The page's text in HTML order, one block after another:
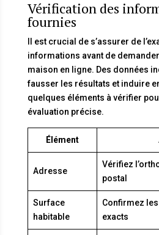
Vérification des
fournies
Il est crucial de s’assurer de
informations avant de
maison en ligne. Des données
fausser les résultats et induire
quelques éléments à vérifier
évaluation précise.
Élément
Adresse
Vérifiez
postal
Surface
habitable
Confirmez
exacts